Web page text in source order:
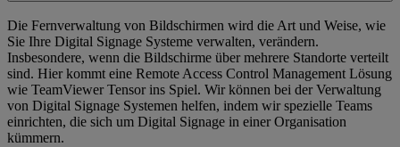
Die Fernverwaltung von Bildschirmen wird die Art und Weise, wie
Sie Ihre Digital Signage Systeme verwalten, verändern.
Insbesondere, wenn die Bildschirme über mehrere Standorte verteilt
sind. Hier kommt eine Remote Access Control Management Lösung
wie TeamViewer Tensor ins Spiel. Wir können bei der Verwaltung
von Digital Signage Systemen helfen, indem wir spezielle Teams
einrichten, die sich um Digital Signage in einer Organisation
kümmern.